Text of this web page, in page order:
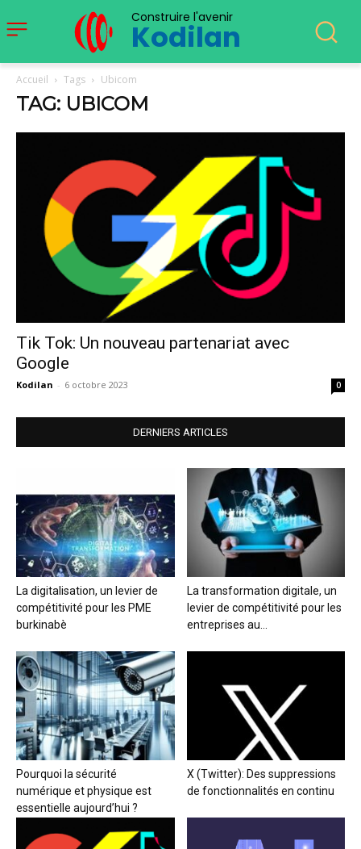
Construire l'avenir
Kodilan
Accueil Tags Ubicom
TAG: UBICOM
Tik Tok: Un nouveau partenariat avec
Google
Kodilan - 6 octobre 2023 0
DERNIERS ARTICLES
La digitalisation, un levier de
compétitivité pour les PME
burkinabè
La transformation digitale, un
levier de compétitivité pour les
entreprises au...
Pourquoi la sécurité
numérique et physique est
essentielle aujourd’hui ?
X (Twitter): Des suppressions
de fonctionnalités en continu